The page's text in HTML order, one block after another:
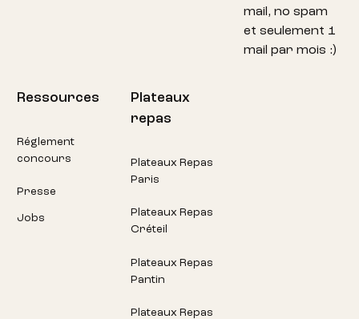
mail, no spam
et seulement 1
mail par mois :)
Ressources
Réglement
concours
Presse
Jobs
Plateaux
repas
Plateaux Repas
Paris
Plateaux Repas
Créteil
Plateaux Repas
Pantin
Plateaux Repas